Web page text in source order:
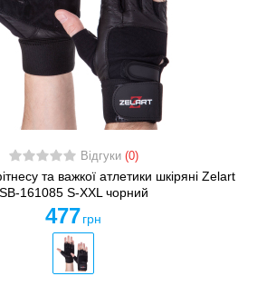
Відгуки (0)
та важкої атлетики шкіряні Zelart
SB-161085 S-XXL чорний
477 грн